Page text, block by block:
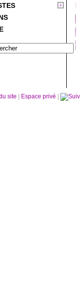
site Espace privé